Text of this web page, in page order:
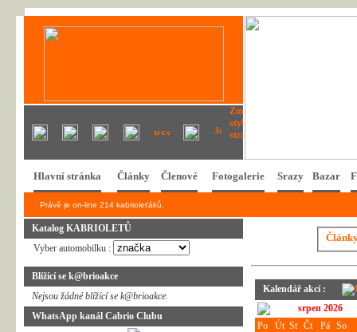
Hlavní stránka Články Členové Fotogalerie Srazy Bazar
Právě je on-line 214 kabrioleťáků.
Katalog KABRIOLETŮ
Vyber automobilku :
Blížící se k@brioakce
Nejsou žádné blížící se k@brioakce.
WhatsApp kanál Cabrio Clubu
Kalendář akcí :
srpen 2026
Po
Út St Čt Pá So